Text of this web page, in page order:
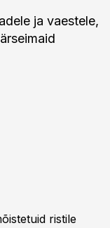
ja vaestele,
ristile